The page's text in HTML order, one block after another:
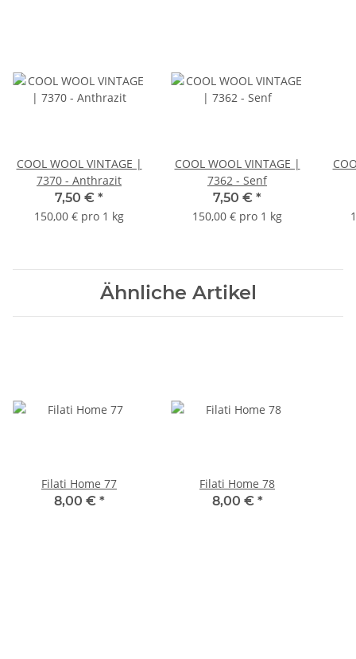
COOL WOOL VINTAGE |
7370 - Anthrazit
7,50 € *
150,00 € pro 1 kg
COOL WOOL VINTAGE |
7362 - Senf
7,50 € *
150,00 € pro 1 kg
Ähnliche Artikel
Filati Home 77
8,00 € *
Filati Home 78
8,00 € *